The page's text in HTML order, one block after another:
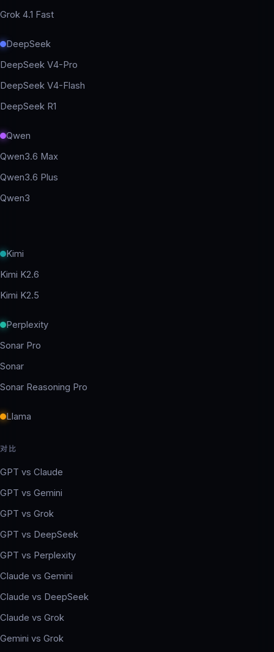
Grok 4.1 Fast
DeepSeek
DeepSeek V4-Pro
DeepSeek V4-Flash
DeepSeek R1
Qwen
Qwen3.6 Max
Qwen3.6 Plus
Qwen3
Kimi
Kimi K2.6
Kimi K2.5
Perplexity
Sonar Pro
Sonar
Sonar Reasoning Pro
Llama
对比
GPT vs Claude
GPT vs Gemini
GPT vs Grok
GPT vs DeepSeek
GPT vs Perplexity
Claude vs Gemini
Claude vs DeepSeek
Claude vs Grok
Gemini vs Grok